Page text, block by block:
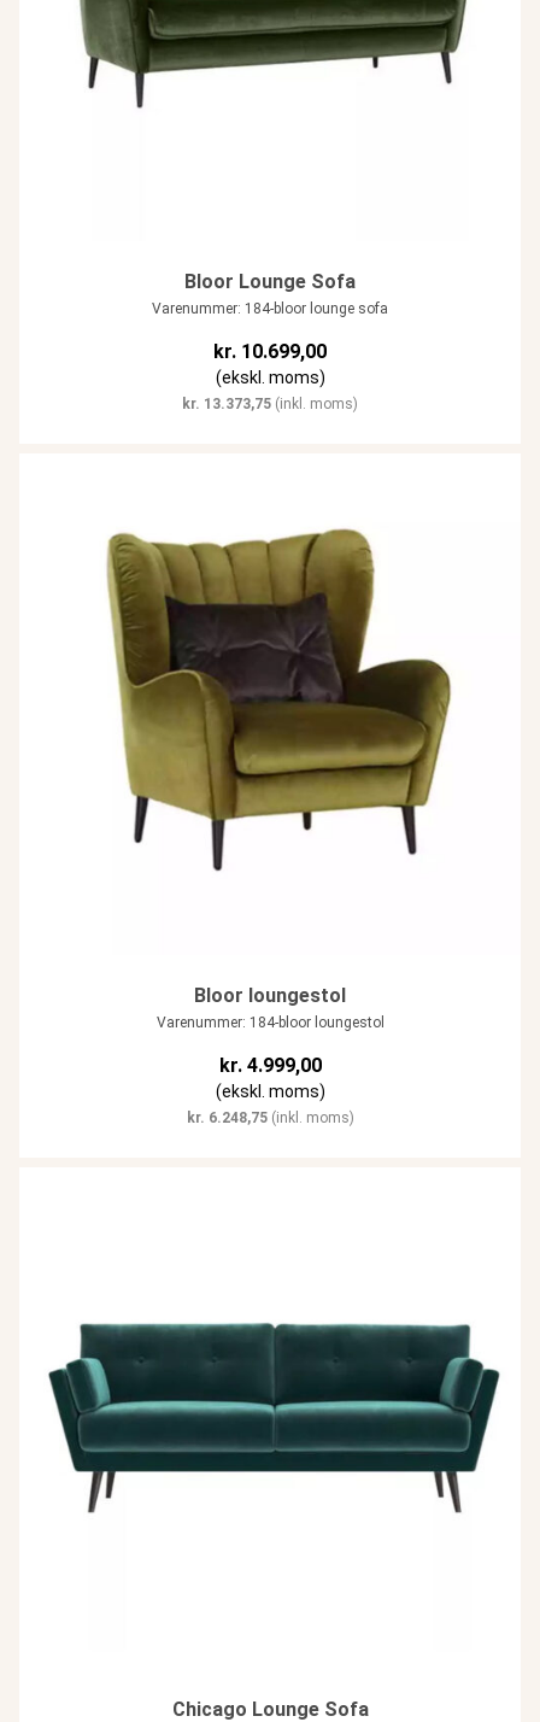
Bloor Lounge Sofa
Varenummer: 184-bloor lounge sofa
kr. 10.699,00
(ekskl. moms)
kr. 13.373,75 (inkl. moms)
Bloor loungestol
Varenummer: 184-bloor loungestol
kr.4.999,00
(ekskl. moms)
kr. 6.248,75(inkl. moms)
Chicago Lounge Sofa